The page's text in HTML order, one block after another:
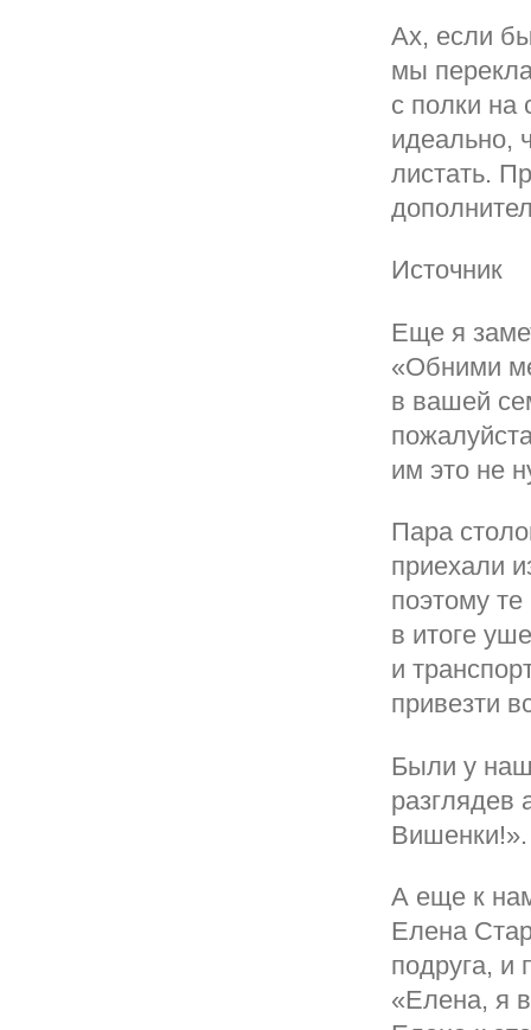
Ах, если
мы
с полки на
идеально,
листать.
Источник
Еще я
«Обними
в вашей
им это не
Пара
приехали
поэтому
в итоге
и
привезти
Были у
разглядев
А еще к
Елена
подруга, и
«Елена, я